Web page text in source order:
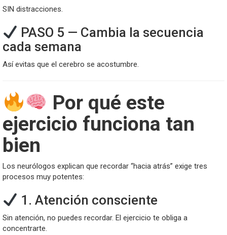
SIN distracciones.
PASO 5 — Cambia la secuencia
cada semana
Así evitas que el cerebro se acostumbre.
Por qué este
ejercicio funciona tan
bien
Los neurólogos explican que recordar “hacia atrás” exige tres
procesos muy potentes:
1. Atención consciente
Sin atención, no puedes recordar. El ejercicio te obliga a
concentrarte.